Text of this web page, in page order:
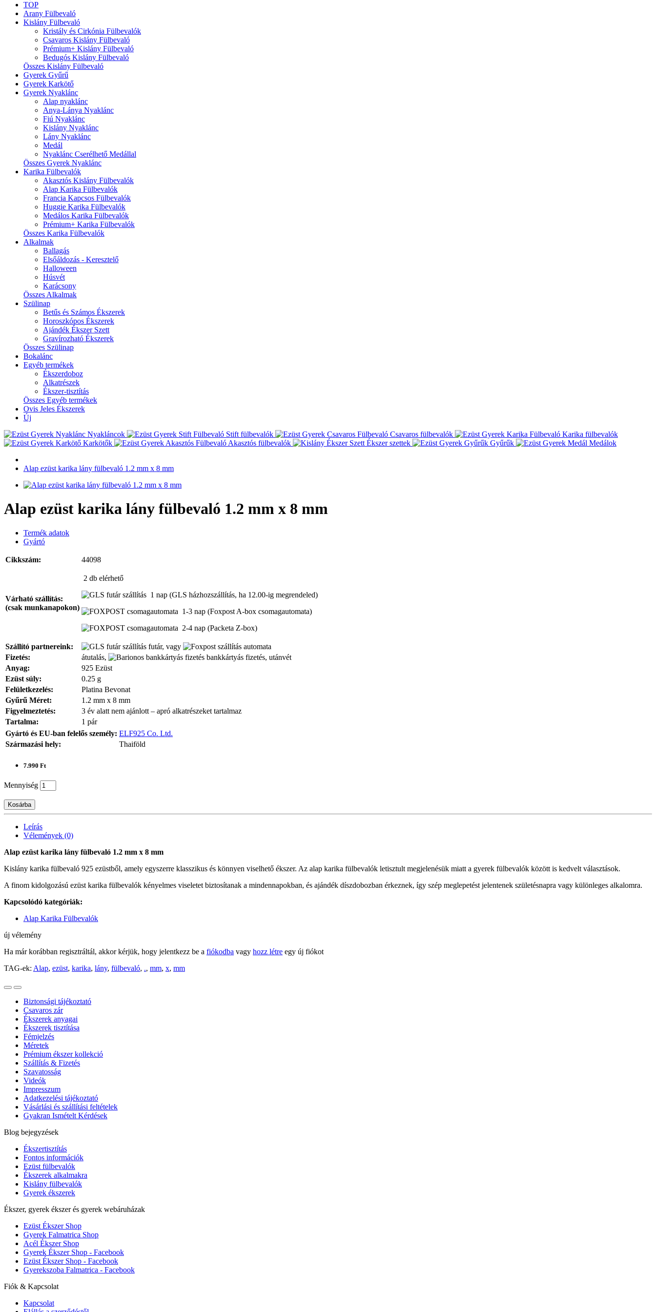
TOP
Arany Fülbevaló
Kislány Fülbevaló
Kristály és Cirkónia Fülbevalók
Csavaros Kislány Fülbevaló
Prémium+ Kislány Fülbevaló
Bedugós Kislány Fülbevaló
Összes Kislány Fülbevaló
Gyerek Gyűrű
Gyerek Karkötő
Gyerek Nyaklánc
Alap nyaklánc
Anya-Lánya Nyaklánc
Fiú Nyaklánc
Kislány Nyaklánc
Lány Nyaklánc
Medál
Nyaklánc Cserélhető Medállal
Összes Gyerek Nyaklánc
Karika Fülbevalók
Akasztós Kislány Fülbevalók
Alap Karika Fülbevalók
Francia Kapcsos Fülbevalók
Huggie Karika Fülbevalók
Medálos Karika Fülbevalók
Prémium+ Karika Fülbevalók
Összes Karika Fülbevalók
Alkalmak
Ballagás
Elsőáldozás - Keresztelő
Halloween
Húsvét
Karácsony
Összes Alkalmak
Szülinap
Betűs és Számos Ékszerek
Horoszkópos Ékszerek
Ajándék Ékszer Szett
Gravírozható Ékszerek
Összes Szülinap
Bokalánc
Egyéb termékek
Ékszerdoboz
Alkatrészek
Ékszer-tisztítás
Összes Egyéb termékek
Ovis Jeles Ékszerek
Új
Nyakláncok
Stift fülbevalók Csavaros fülbevalók
Karika fülbevalók
Karkötők
Akasztós fülbevalók Ékszer szettek Gyűrűk Medálok
Alap ezüst karika lány fülbevaló 1.2 mm x 8 mm
Alap ezüst karika lány fülbevaló 1.2 mm x 8 mm
Termék adatok
Gyártó
Cikkszám: 44098
Várható szállítás:
(csak munkanapokon)
2 db elérhető
1 nap (GLS házhozszállítás, ha 12.00-ig megrendeled)
1-3 nap (Foxpost A-box csomagautomata)
2-4 nap (Packeta Z-box)
Szállító partnereink: futár, vagy
automata
Fizetés:
átutalás,
bankkártyás fizetés, utánvét
Anyag:
925 Ezüst
Ezüst súly:
0.25 g
Felületkezelés:
Platina Bevonat
Gyűrű Méret:
1.2 mm x 8 mm
Figyelmeztetés:
3 év alatt nem ajánlott – apró alkatrészeket tartalmaz
Tartalma:
1 pár
Gyártó és EU-ban felelős személy: ELF925 Co. Ltd.
Származási hely:
Thaiföld
7.990 Ft
Mennyiség
Kosárba
Leírás
Vélemények (0)
Alap ezüst karika lány fülbevaló 1.2 mm x 8 mm
Kislány karika fülbevaló 925 ezüstből, amely egyszerre klasszikus és könnyen viselhető ékszer. Az alap karika fülbevalók letisztult megjelenésük miatt a gyerek fülbevalók között is kedvelt választások.
A finom kidolgozású ezüst karika fülbevalók kényelmes viseletet biztosítanak a mindennapokban, és ajándék díszdobozban érkeznek, így szép meglepetést jelentenek születésnapra vagy különleges alkalomra.
Kapcsolódó kategóriák:
Alap Karika Fülbevalók
új vélemény
Ha már korábban regisztráltál, akkor kérjük, hogy jelentkezz be a fiókodba vagy hozz létre egy új fiókot
TAG-ek: Alap, ezüst, karika, lány, fülbevaló, ., mm, x, mm
Biztonsági tájékoztató
Csavaros zár
Ékszerek anyagai
Ékszerek tisztítása
Fémjelzés
Méretek
Prémium ékszer kollekció
Szállítás & Fizetés
Szavatosság
Videók
Impresszum
Adatkezelési tájékoztató
Vásárlási és szállítási feltételek
Gyakran Ismételt Kérdések
Blog bejegyzések
Ékszertisztítás
Fontos információk
Ezüst fülbevalók
Ékszerek alkalmakra
Kislány fülbevalók
Gyerek ékszerek
Ékszer, gyerek ékszer és gyerek webáruházak
Ezüst Ékszer Shop
Gyerek Falmatrica Shop
Acél Ékszer Shop
Gyerek Ékszer Shop - Facebook
Ezüst Ékszer Shop - Facebook
Gyerekszoba Falmatrica - Facebook
Fiók & Kapcsolat
Kapcsolat